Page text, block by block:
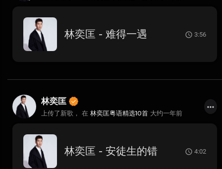
林奕匡 - 难得一遇 3:56
林奕匡
上传了新歌， 在 林奕匡粤语精选10首 大约一年前
林奕匡 - 安徒生的错 4:02